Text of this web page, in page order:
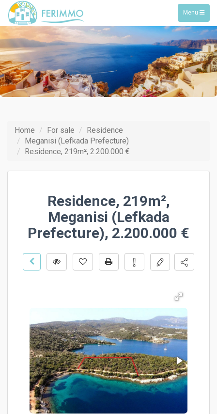
Toggle
navigation
Menu
Home For sale
Residence
Meganisi (Lefkada Prefecture)
Residence, 219m², 2.200.000 €
Residence, 219m²,
Meganisi (Lefkada
Prefecture), 2.200.000 €